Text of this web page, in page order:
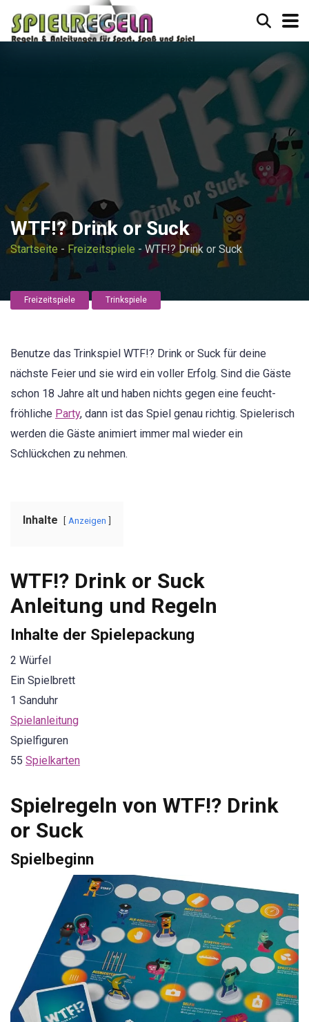
WTF!? Drink or Suck
Startseite - Freizeitspiele -WTF!? Drink or Suck
Freizeitspiele Trinkspiele
Benutze das Trinkspiel WTF!? Drink or Suck für deine
nächste Feier und sie wird ein voller Erfolg. Sind die Gäste
schon 18 Jahre alt und haben nichts gegen eine feucht-
fröhliche Party, dann ist das Spiel genau richtig. Spielerisch
werden die Gäste animiert immer mal wieder ein
Schlückchen zu nehmen.
Inhalte Anzeigen
WTF!? Drink or Suck
Anleitung und Regeln
Inhalte der Spielepackung
2 Würfel
Ein Spielbrett
1 Sanduhr
Spielanleitung
Spielfiguren
55 Spielkarten
Spielregeln von WTF!? Drink
or Suck
Spielbeginn